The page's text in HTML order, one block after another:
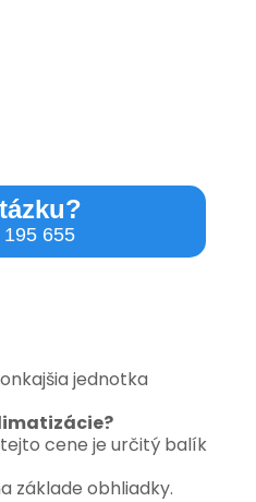
655
jednotka
cene je určitý balík
základe obhliadky.